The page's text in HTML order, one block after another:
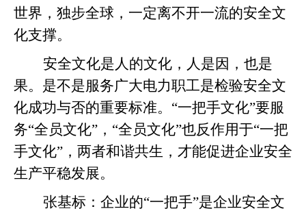
世界，独步全球，一定离不开一流的安全文
化支撑。
安全文化是人的文化，人是因，也是
果。是不是服务广大电力职工是检验安全文
化成功与否的重要标准。“一把手文化”要服
务“全员文化”，“全员文化”也反作用于“一把
手文化”，两者和谐共生，才能促进企业安全
生产平稳发展。
张基标： 企业的“一把手”是企业安全文